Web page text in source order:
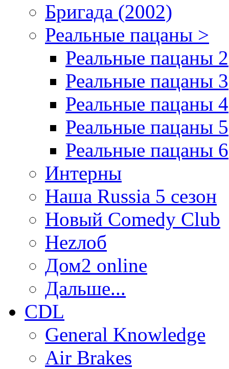
Бригада (2002)
Реальные пацаны >
Реальные пацаны 2
Реальные пацаны 3
Реальные пацаны 4
Реальные пацаны 5
Реальные пацаны 6
Интерны
Наша Russia 5 сезон
Новый Comedy Club
Неzлоб
Дом2 online
Дальше...
CDL
General Knowledge
Air Brakes